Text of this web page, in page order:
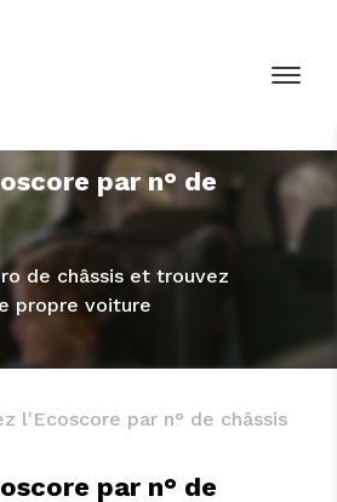
par n° de
de châssis et trouvez
propre voiture
l'Ecoscore par n° de châssis
par n° de